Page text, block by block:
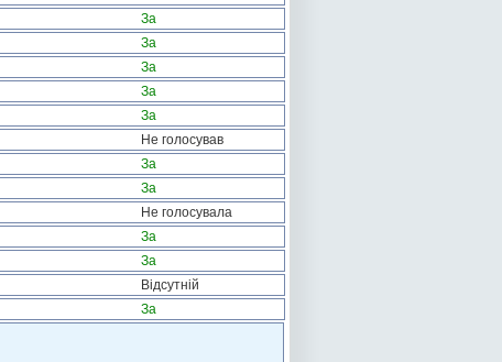
За
За
За
За
За
Не голосував
За
За
Не голосувала
За
За
Відсутній
За